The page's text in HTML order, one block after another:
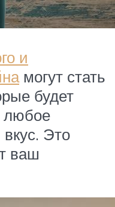
и
могут стать
будет
любое
Это
ваш